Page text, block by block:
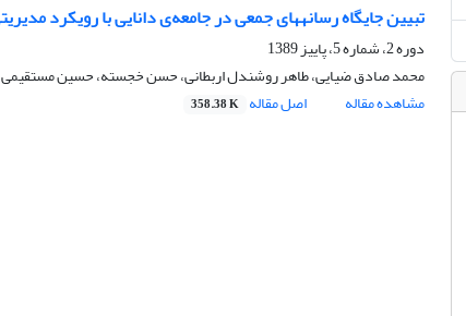
تبیین جایگاه رسانه‎های جمعی در جامعه‌ی دانایی با رویکرد مدیریتی
دوره 2، شماره 5، پاییز 1389
محمد صادق ضیایی، طاهر روشندل اربطانی، حسن خجسته، حسین مستقیمی
مشاهده مقاله
اصل مقاله 358.38 K